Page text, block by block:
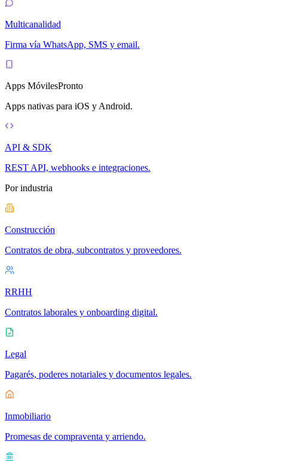
Multicanalidad
Firma vía WhatsApp, SMS y email.
Apps MóvilesPronto
Apps nativas para iOS y Android.
API & SDK
REST API, webhooks e integraciones.
Por industria
Construcción
Contratos de obra, subcontratos y proveedores.
RRHH
Contratos laborales y onboarding digital.
Legal
Pagarés, poderes notariales y documentos legales.
Inmobiliario
Promesas de compraventa y arriendo.